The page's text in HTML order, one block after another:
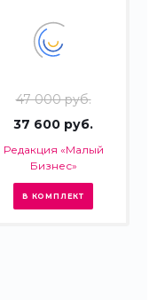
47 000 руб.
37 600 руб.
Редакция «Малый
Бизнес»
В КОМПЛЕКТ